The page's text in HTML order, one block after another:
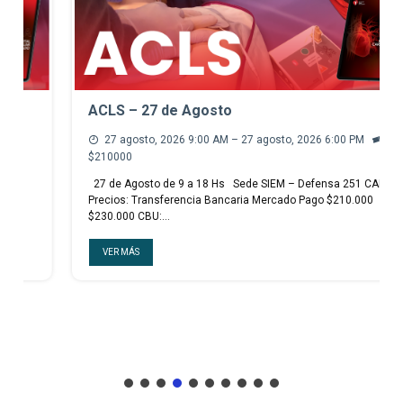
ACLS – 27 de Agosto
27 agosto, 2026 9:00 AM – 27 agosto, 2026 6:00 PM
27 de Agosto de 9 a 18 Hs Sede SIEM – Defensa 251 CABA
Precios: Transferencia Bancaria Mercado Pago $210.000
$230.000 CBU:…